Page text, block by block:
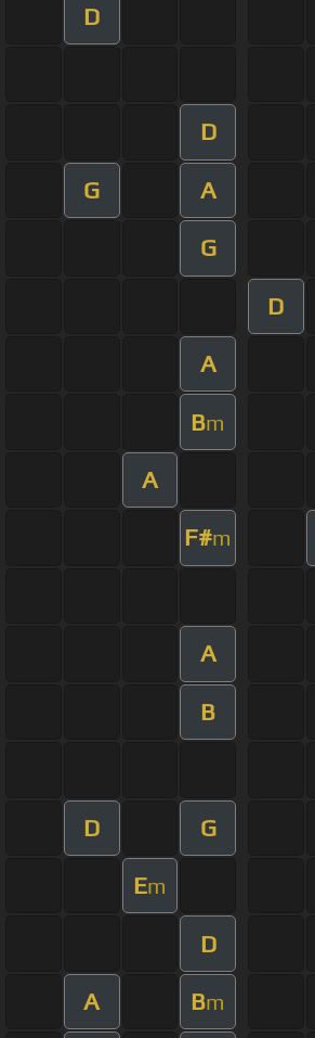
D
D
G A
G
D
A
Bm
A
F#m
A
B
D G
Em
D
A Bm